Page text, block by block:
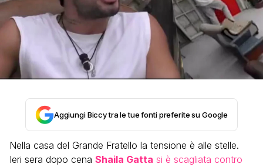
Aggiungi Biccy tra le tue fonti preferite su Google
Nella casa del Grande Fratello la tensione è alle stelle.
Ieri sera dopo cena Shaila Gatta si è scagliata contro